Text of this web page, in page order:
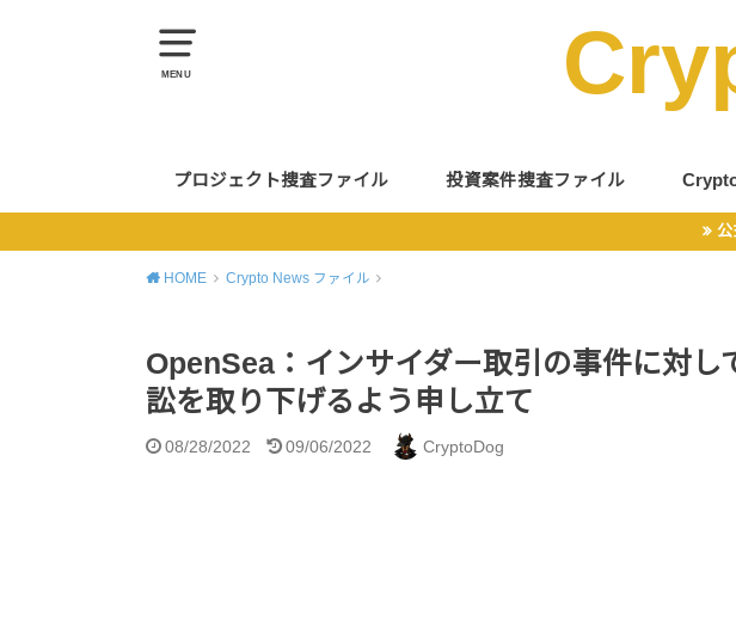
MENU
プロジェクト捜査ファイル 投資案件捜査ファイル
公
HOME Crypto News ファイル
OpenSea：インサイダー取引の事件に対し
訟を取り下げるよう申し立て
08/28/2022 09/06/2022 CryptoDog